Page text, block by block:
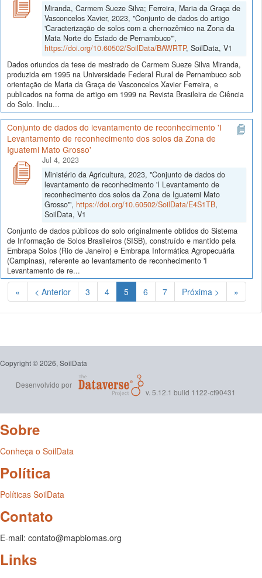
Miranda, Carmem Sueze Silva; Ferreira, Maria da Graça de
Vasconcelos Xavier, 2023, "Conjunto de dados do artigo
'Caracterização de solos com a chernozêmico na Zona da
Mata Norte do Estado de Pernambuco'",
https://doi.org/10.60502/SoilData/BAWRTP, SoilData, V1
Dados oriundos da tese de mestrado de Carmem Sueze Silva Miranda,
produzida em 1995 na Universidade Federal Rural de Pernambuco sob
orientação de Maria da Graça de Vasconcelos Xavier Ferreira, e
publicados na forma de artigo em 1999 na Revista Brasileira de Ciência
do Solo. Inclu...
Conjunto de dados do levantamento de reconhecimento 'I
Levantamento de reconhecimento dos solos da Zona de
Iguatemi Mato Grosso'
Jul 4, 2023
Ministério da Agricultura, 2023, "Conjunto de dados do
levantamento de reconhecimento 'I Levantamento de
reconhecimento dos solos da Zona de Iguatemi Mato
Grosso'", https://doi.org/10.60502/SoilData/E4S1TB,
SoilData, V1
Conjunto de dados públicos do solo originalmente obtidos do Sistema
de Informação de Solos Brasileiros (SISB), construído e mantido pela
Embrapa Solos (Rio de Janeiro) e Embrapa Informática Agropecuária
(Campinas), referente ao levantamento de reconhecimento 'I
Levantamento de re...
« < Anterior 3 4 5(Atual)
6 7 Próxima > »
Copyright © 2026, SoilData
Desenvolvido por
v. 5.12.1 build 1122-cf90431
Sobre
Conheça o SoilData
Política
Políticas SoilData
Contato
E-mail: contato@mapbiomas.org
Links